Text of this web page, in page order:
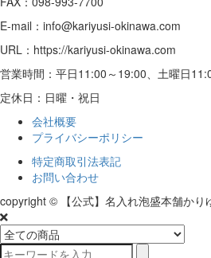
E-mail：info@kariyusi-okinawa.com
URL：https://kariyusi-okinawa.com
営業時間：平日11:00～19:00、土曜日
定休日：日曜・祝日
会社概要
プライバシーポリシー
特定商取引法表記
お問い合わせ
copyright © 【公式】名入れ泡盛本舗かり